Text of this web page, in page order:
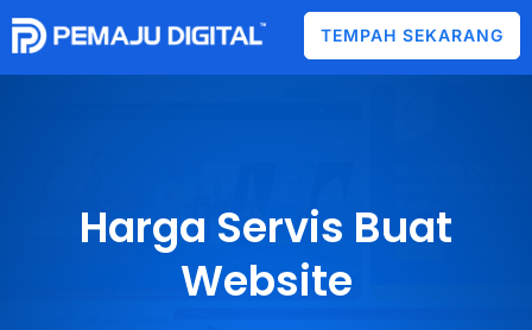
TEMPAH SEKARANG
Harga Servis Buat
Website